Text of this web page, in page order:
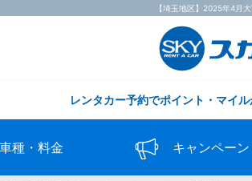
【埼玉地区】2025年4月
レンタカー予約でポイント・マイル
車種・料金 キャンペーン